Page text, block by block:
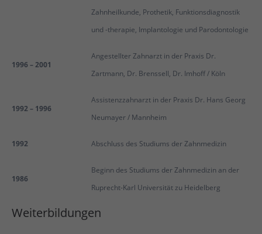
Zahnheilkunde, Prothetik, Funktionsdiagnostik
und -therapie, Implantologie und Parodontologie
1996 – 2001
Angestellter Zahnarzt in der Praxis Dr.
Zartmann, Dr. Brenssell, Dr. Imhoff / Köln
1992 – 1996
Assistenzzahnarzt in der Praxis Dr. Hans Georg
Neumayer / Mannheim
1992 Abschluss des Studiums der Zahnmedizin
1986
Beginn des Studiums der Zahnmedizin an der
Ruprecht-Karl Universität zu Heidelberg
Weiterbildungen